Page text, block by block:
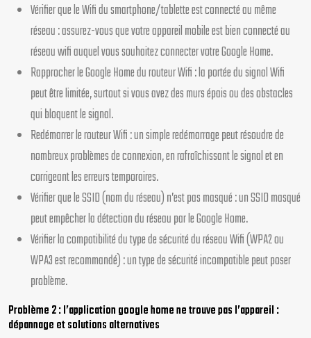
Vérifier que le Wifi du smartphone/tablette est connecté au même
réseau : assurez-vous que votre appareil mobile est bien connecté au
réseau wifi auquel vous souhaitez connecter votre Google Home.
Rapprocher le Google Home du routeur Wifi : la portée du signal Wifi
peut être limitée, surtout si vous avez des murs épais ou des obstacles
qui bloquent le signal.
Redémarrer le routeur Wifi : un simple redémarrage peut résoudre de
nombreux problèmes de connexion, en rafraîchissant le signal et en
corrigeant les erreurs temporaires.
Vérifier que le SSID (nom du réseau) n’est pas masqué : un SSID masqué
peut empêcher la détection du réseau par le Google Home.
Vérifier la compatibilité du type de sécurité du réseau Wifi (WPA2 ou
WPA3 est recommandé) : un type de sécurité incompatible peut poser
problème.
Problème 2 : l’application google home ne trouve pas l’appareil :
dépannage et solutions alternatives